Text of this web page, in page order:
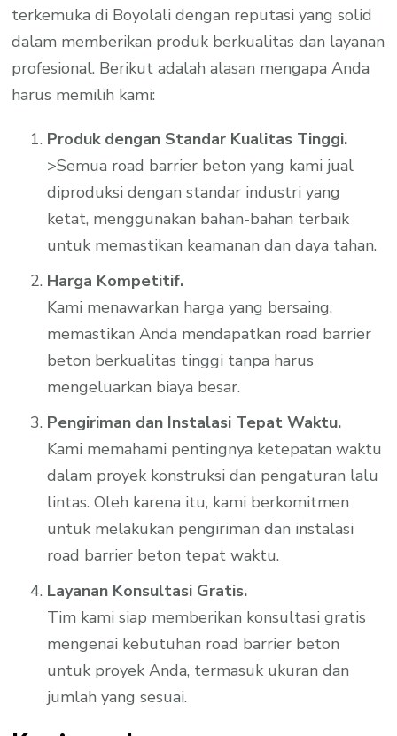
terkemuka di Boyolali dengan reputasi yang solid
dalam memberikan produk berkualitas dan layanan
profesional. Berikut adalah alasan mengapa Anda
harus memilih kami:
Produk dengan Standar Kualitas Tinggi.
>Semua road barrier beton yang kami jual
diproduksi dengan standar industri yang
ketat, menggunakan bahan-bahan terbaik
untuk memastikan keamanan dan daya tahan.
Harga Kompetitif.
Kami menawarkan harga yang bersaing,
memastikan Anda mendapatkan road barrier
beton berkualitas tinggi tanpa harus
mengeluarkan biaya besar.
Pengiriman dan Instalasi Tepat Waktu.
Kami memahami pentingnya ketepatan waktu
dalam proyek konstruksi dan pengaturan lalu
lintas. Oleh karena itu, kami berkomitmen
untuk melakukan pengiriman dan instalasi
road barrier beton tepat waktu.
Layanan Konsultasi Gratis.
Tim kami siap memberikan konsultasi gratis
mengenai kebutuhan road barrier beton
untuk proyek Anda, termasuk ukuran dan
jumlah yang sesuai.